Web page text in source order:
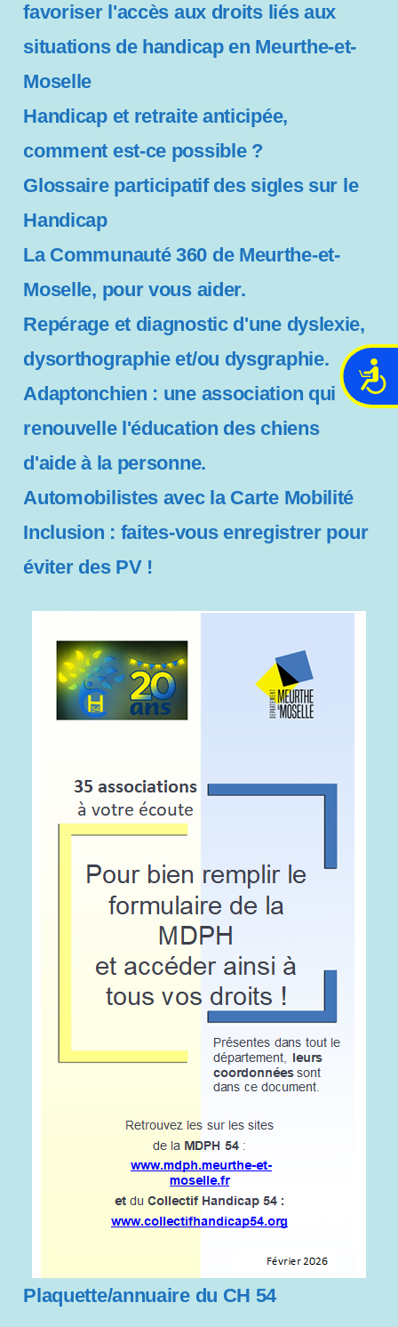
A
i
favoriser l'accès aux droits liés aux
situations de handicap en Meurthe-et-
Moselle
Handicap et retraite anticipée,
comment est-ce possible ?
Glossaire participatif des sigles sur le
Handicap
La Communauté 360 de Meurthe-et-
Moselle, pour vous aider.
Repérage et diagnostic d'une dyslexie,
dysorthographie et/ou dysgraphie.
Adaptonchien : une association qui
renouvelle l'éducation des chiens
d'aide à la personne.
Automobilistes avec la Carte Mobilité
Inclusion : faites-vous enregistrer pour
éviter des PV !
Plaquette/annuaire du CH 54